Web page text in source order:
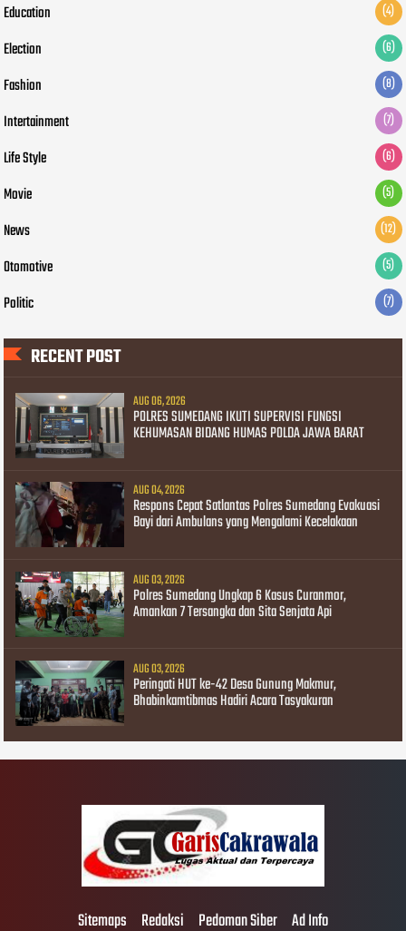
Education (4)
Election (6)
Fashion (8)
Intertainment (7)
Life Style (6)
Movie (5)
News (12)
Otomotive (5)
Politic (7)
RECENT POST
AUG 06, 2026
POLRES SUMEDANG IKUTI SUPERVISI FUNGSI
KEHUMASAN BIDANG HUMAS POLDA JAWA BARAT
AUG 04, 2026
Respons Cepat Satlantas Polres Sumedang Evakuasi
Bayi dari Ambulans yang Mengalami Kecelakaan
AUG 03, 2026
Polres Sumedang Ungkap 6 Kasus Curanmor,
Amankan 7 Tersangka dan Sita Senjata Api
AUG 03, 2026
Peringati HUT ke-42 Desa Gunung Makmur,
Bhabinkamtibmas Hadiri Acara Tasyakuran
Sitemaps Redaksi Pedoman Siber Ad Info